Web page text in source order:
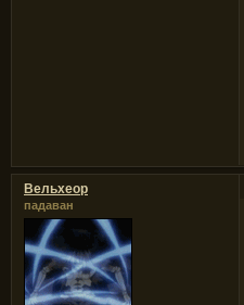
Вельхеор
падаван